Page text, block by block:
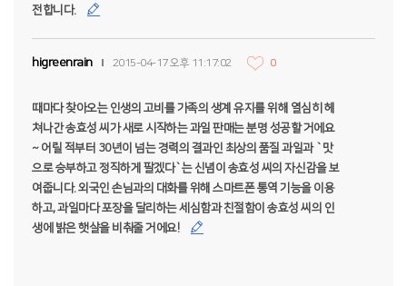
전합니다.
higreenrain 2015-04-17 오후 11:17:02 0
때마다 찾아오는 인생의 고비를 가족의 생계 유지를 위해 열심히 헤
쳐나간 송효성 씨가 새로 시작하는 과일 판매는 분명 성공할 거에요
~ 어릴 적부터 30년이 넘는 경력의 결과인 최상의 품질 과일과 `맛
으로 승부하고 정직하게 팔겠다`는 신념이 송효성 씨의 자신감을 보
여줍니다. 외국인 손님과의 대화를 위해 스마트폰 통역 기능을 이용
하고, 과일마다 포장을 달리하는 세심함과 친절함이 송효성 씨의 인
생에 밝은 햇살을 비춰줄 거에요!